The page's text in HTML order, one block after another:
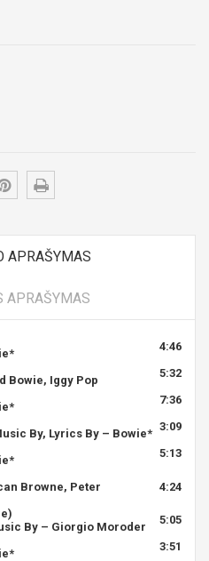
APRAŠYMAS
APRAŠYMAS
*
4:46
Bowie, Iggy Pop
5:32
*
7:36
By, Lyrics By – Bowie*
3:09
*
5:13
Browne, Peter
4:24
By – Giorgio Moroder
5:05
*
3:51